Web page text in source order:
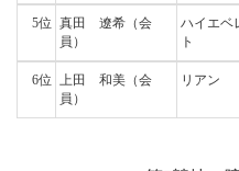
5位 真田 遼希 （会
員）
ハイエベ
ト
6位 上田 和美 （会
員）
リアン